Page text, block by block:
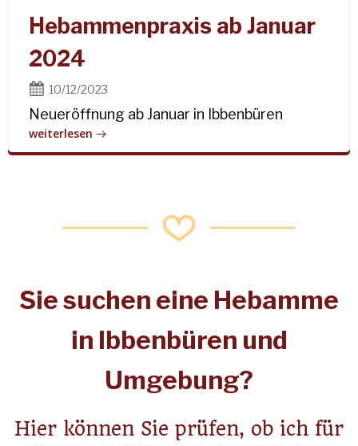
Hebammenpraxis ab Januar
2024
10/12/2023
Neueröffnung ab Januar in Ibbenbüren
weiterlesen
Sie suchen eine Hebamme
in Ibbenbüren und
Umgebung?
Hier können Sie prüfen, ob ich für